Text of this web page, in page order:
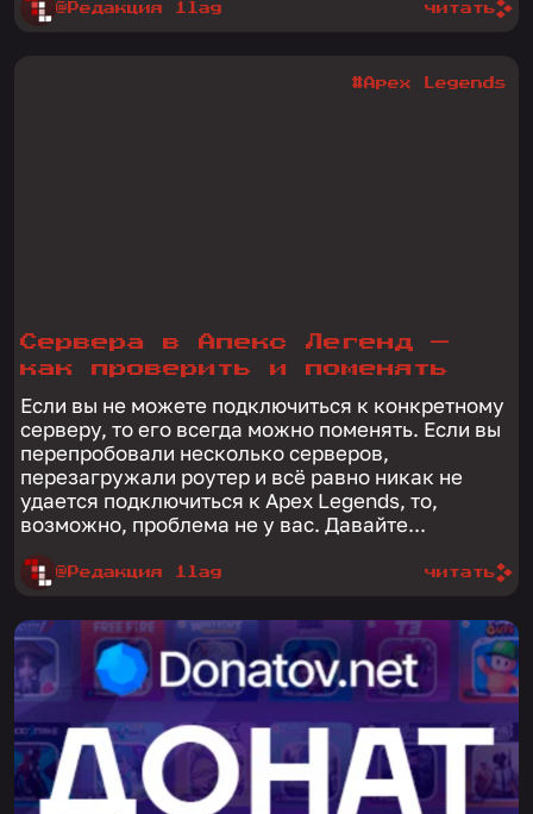
@Редакция 1lag читать
Сервера в Апекс Легенд —
как проверить и поменять
Если вы не можете подключиться к конкретному
серверу, то его всегда можно поменять. Если вы
перепробовали несколько серверов,
перезагружали роутер и всё равно никак не
удается подключиться к Apex Legends, то,
возможно, проблема не у вас. Давайте...
@Редакция 1lag
#Apex Legends
читать